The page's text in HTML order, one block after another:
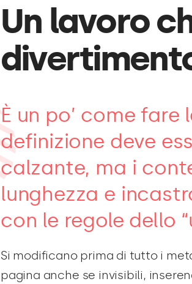
Un lavoro
È un po’ come
definizione deve
calzante, ma i
lunghezza e
con le regole dello
Si modificano prima di tutto i
pagina anche se invisibili,